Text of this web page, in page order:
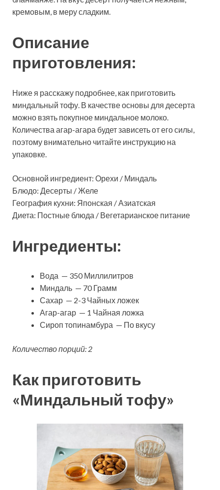
кремовым, в меру сладким.
Описание
приготовления:
Ниже я расскажу подробнее, как приготовить
миндальный тофу. В качестве основы для десерта
можно взять покупное миндальное молоко.
Количества агар-агара будет зависеть от его силы,
поэтому внимательно читайте инструкцию на
упаковке.
Основной ингредиент: Орехи / Миндаль
Блюдо: Десерты / Желе
География кухни: Японская / Азиатская
Диета: Постные блюда / Вегетарианское питание
Ингредиенты:
Вода — 350 Миллилитров
Миндаль — 70 Грамм
Сахар — 2-3 Чайных ложек
Агар-агар — 1 Чайная ложка
Сироп топинамбура — По вкусу
Количество порций: 2
Как приготовить
«Миндальный тофу»